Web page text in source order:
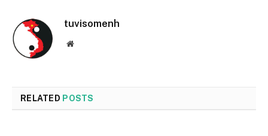
tuvisomenh
Website
RELATED POSTS